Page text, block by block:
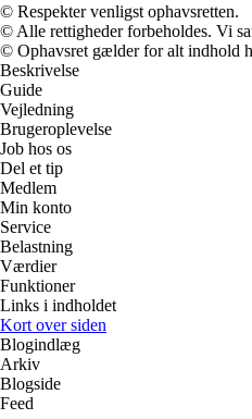
© Respekter venligst ophavsretten.
© Alle rettigheder forbeholdes. Vi
© Ophavsret gælder for alt indhold
Beskrivelse
Guide
Vejledning
Brugeroplevelse
Job hos os
Del et tip
Medlem
Min konto
Service
Belastning
Værdier
Funktioner
Links i indholdet
Kort over siden
Blogindlæg
Arkiv
Blogside
Feed